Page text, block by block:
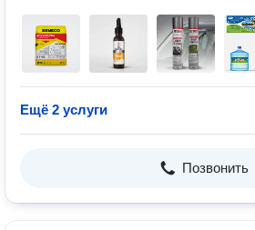
Ещё 2 услуги
Позвонить